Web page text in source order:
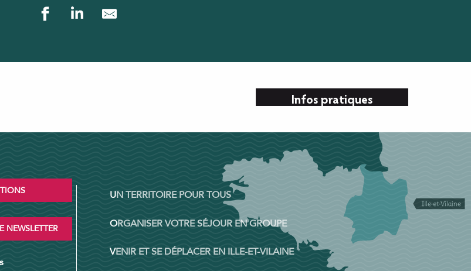
Infos pratiques
NEWSLETTER
UN TERRITOIRE POUR TOUS
ORGANISER VOTRE SÉJOUR EN GROUPE
VENIR ET SE DÉPLACER EN ILLE-ET-VILAINE